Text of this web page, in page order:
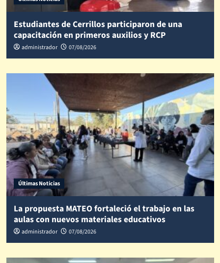
Estudiantes de Cerrillos participaron de una
capacitación en primeros auxilios y RCP
administrador 07/08/2026
Últimas Noticias
La propuesta MATEO fortaleció el trabajo en las
aulas con nuevos materiales educativos
administrador 07/08/2026